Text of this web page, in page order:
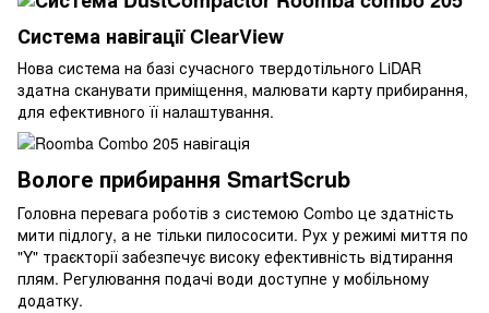
Система навігації ClearView
Нова система на базі сучасного твердотільного LiDAR
здатна сканувати приміщення, малювати карту прибирання,
для ефективного її налаштування.
Вологе прибирання SmartScrub
Головна перевага роботів з системою Combo це здатність
мити підлогу, а не тільки пилососити. Рух у режимі миття по
"Y" траєкторії забезпечує високу ефективність відтирання
плям. Регулювання подачі води доступне у мобільному
додатку.